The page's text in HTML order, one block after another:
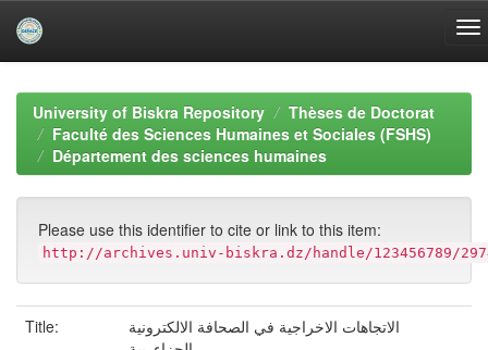
navigationUniversity of Biskra Repository
Thèses de Doctorat
Faculté des Sciences Humaines et Sociales (FSHS)
Département des sciences humaines
Please use this identifier to cite or link to this item:
http://archives.univ-biskra.dz/handle/123456789/
Title:
الاتجاهات الاخراجية في الصحافة الالكترونية